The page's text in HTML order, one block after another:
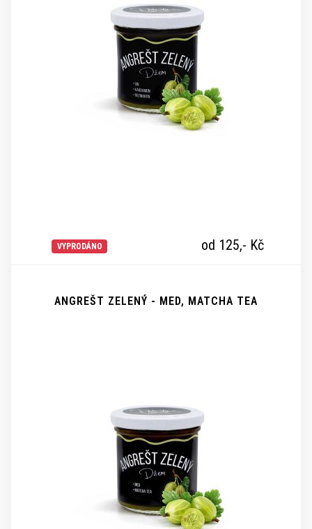
VYPRODÁNO od 125,- Kč
ANGREŠT ZELENÝ - MED, MATCHA TEA